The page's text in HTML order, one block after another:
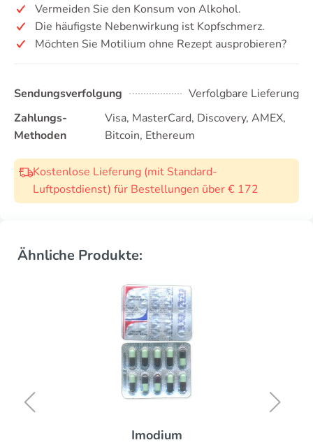
Vermeiden Sie den Konsum von Alkohol.
Die häufigste Nebenwirkung ist Kopfschmerz.
Möchten Sie Motilium ohne Rezept ausprobieren?
Sendungsverfolgung
Verfolgbare Lieferung
Zahlungs-
Methoden
Visa, MasterCard, Discovery, AMEX,
Bitcoin, Ethereum
Kostenlose Lieferung (mit Standard-
Luftpostdienst) für Bestellungen über € 172
Ähnliche Produkte:
Imodium